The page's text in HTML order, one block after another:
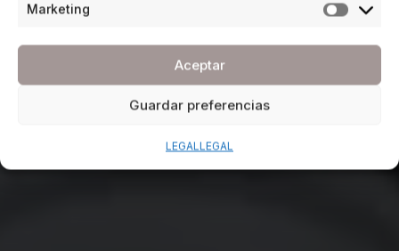
Marketing
Aceptar
Guardar preferencias
LEGALLEGAL